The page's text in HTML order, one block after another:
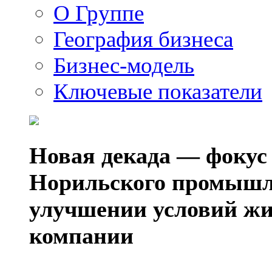
О Группе
География бизнеса
Бизнес-модель
Ключевые показатели
Новая декада — фокус
Норильского
улучшении условий
компании